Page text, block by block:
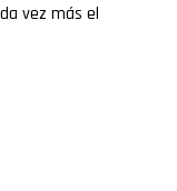
vez más el